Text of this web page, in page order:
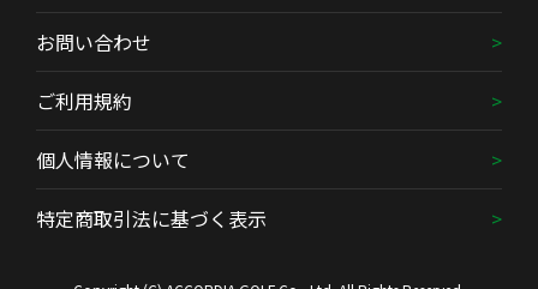
お問い合わせ
ご利用規約
個人情報について
特定商取引法に基づく表示